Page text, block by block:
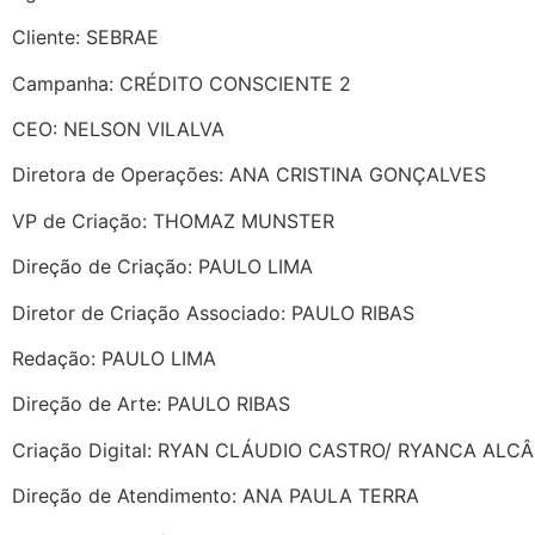
Cliente: SEBRAE
Campanha: CRÉDITO CONSCIENTE 2
CEO: NELSON VILALVA
Diretora de Operações: ANA CRISTINA GONÇALVES
VP de Criação: THOMAZ MUNSTER
Direção de Criação: PAULO LIMA
Diretor de Criação Associado: PAULO RIBAS
Redação: PAULO LIMA
Direção de Arte: PAULO RIBAS
Criação Digital: RYAN CLÁUDIO CASTRO/ RYANCA
Direção de Atendimento: ANA PAULA TERRA